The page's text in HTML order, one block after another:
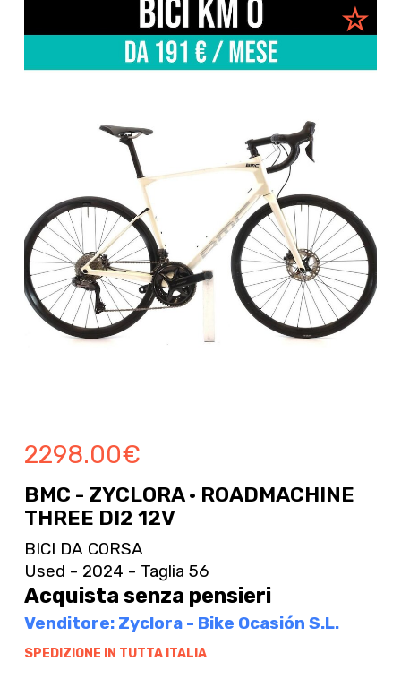
2298.00€
BMC - ZYCLORA · ROADMACHINE
THREE DI2 12V
BICI DA CORSA
Used - 2024 - Taglia 56
Acquista senza pensieri
Venditore: Zyclora - Bike Ocasión S.L.
SPEDIZIONE IN TUTTA ITALIA